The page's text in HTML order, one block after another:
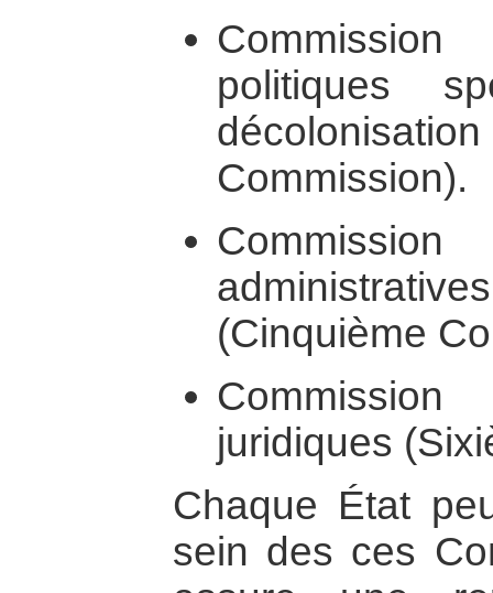
politiques
Commission).
(Cinquième
juridiques
Chaque État
sein des ces